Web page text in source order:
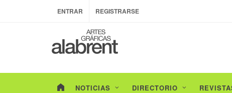
ENTRAR REGISTRARSE
NOTICIAS DIRECTORIO